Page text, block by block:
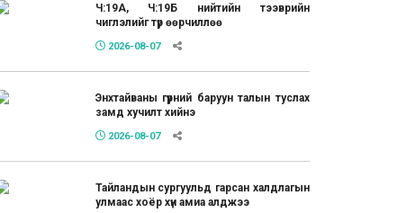
Ч:19А, Ч:19Б нийтийн тээврийн
чиглэлийг түр өөрчиллөө
2026-08-07
Энхтайваны гүүрний баруун талын туслах
замд хучилт хийнэ
2026-08-07
Тайландын сургуульд гарсан халдлагын
улмаас хоёр хүн амиа алджээ